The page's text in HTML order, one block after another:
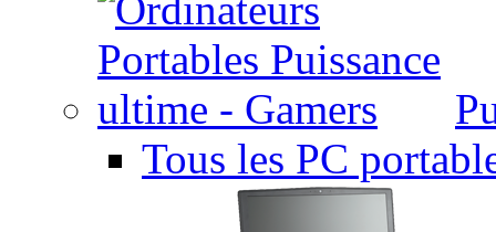
Tous les PC